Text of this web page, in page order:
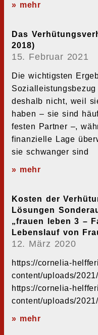
» mehr
Das
2018)
15. Februar 2021
Die wichtigsten
deshalb nicht, weil
haben – sie sind
festen Partner –,
finanzielle Lage
sie schwanger sind
» mehr
Kosten der
Lösungen
„frauen leben 3 –
Lebenslauf von
12. März 2020
https://cornelia-
content/uploads/
https://cornelia-
content/uploads/
» mehr